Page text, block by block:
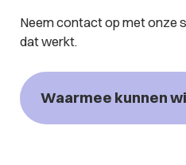
Neem contact op met onze
dat werkt.
Waarmee kunnen